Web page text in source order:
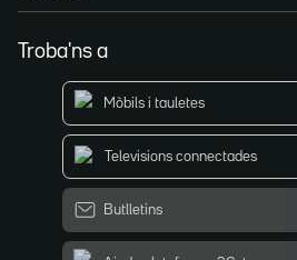
Troba'ns a
Mòbils i tauletes
Televisions connectades
Butlletins